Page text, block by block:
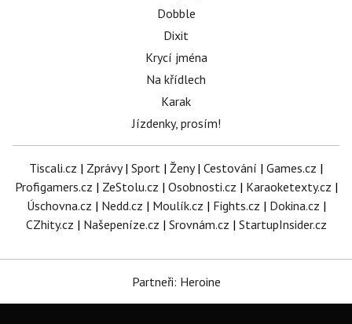
Dobble
Dixit
Krycí jména
Na křídlech
Karak
Jízdenky, prosím!
Tiscali.cz | Zprávy| Sport | Ženy| Cestování | Games.cz |
Profigamers.cz | ZeStolu.cz | Osobnosti.cz | Karaoketexty.cz |
Úschovna.cz | Nedd.cz | Moulík.cz | Fights.cz | Dokina.cz |
CZhity.cz | Našepeníze.cz | Srovnám.cz | StartupInsider.cz
Partneři: Heroine